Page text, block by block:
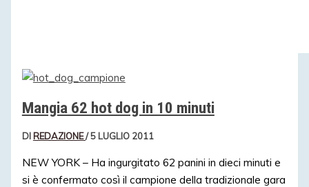
Mangia 62 hot dog in 10 minuti
DI REDAZIONE/5 LUGLIO 2011
NEW YORK – Ha ingurgitato 62 panini in dieci minuti e
si è confermato così il campione della tradizionale gara